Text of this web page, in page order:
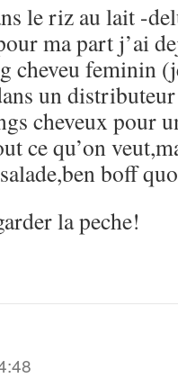
le riz au lait -
ma part j’ai
cheveu feminin
un
cheveux pour
ce qu’on
boff
la peche!